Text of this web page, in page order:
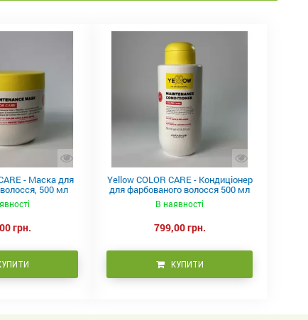
- Маска для
500 мл
грн.
Yellow COLOR CARE - Кондиціонер
для фарбованого волосся 500 мл
В наявності
799,00 грн.
КУПИТИ